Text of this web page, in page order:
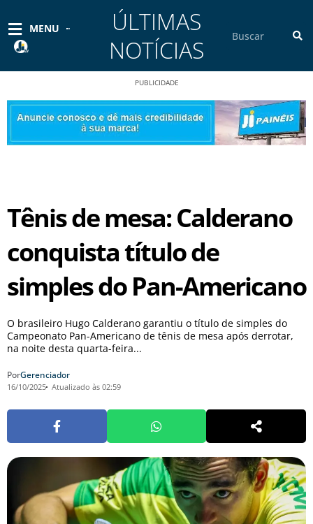
conteúdo
MENU
ÚLTIMAS
NOTÍCIAS
PUBLICIDADE
Tênis de mesa: Calderano
conquista título de
simples do Pan-Americano
O brasileiro Hugo Calderano garantiu o título de simples do
Campeonato Pan-Americano de tênis de mesa após derrotar,
na noite desta quarta-feira...
PorGerenciador
16/10/2025 Atualizado às 02:59